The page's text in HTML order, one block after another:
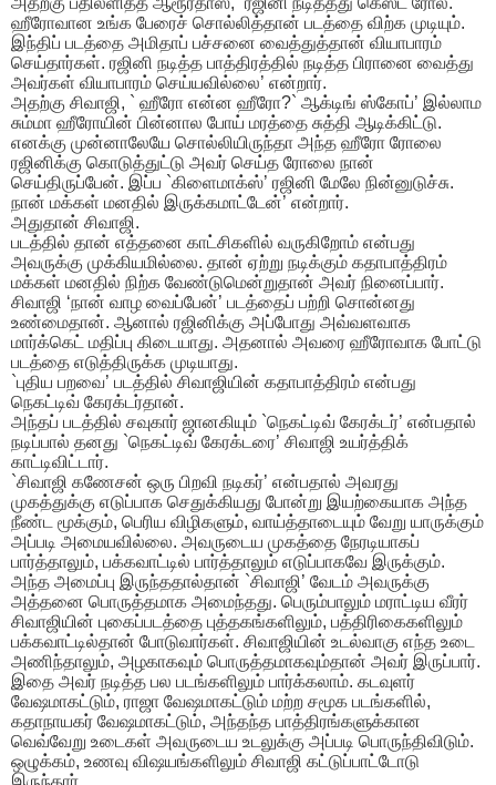
ஹீரோவான உங்க பேரைச் சொல்லித்தான் படத்தை விற்க முடியும்.
இந்திப் படத்தை அமிதாப் பச்சனை வைத்துத்தான் வியாபாரம்
செய்தார்கள். ரஜினி நடித்த பாத்திரத்தில் நடித்த பிரானை வைத்து
அவர்கள் வியாபாரம் செய்யவில்லை’ என்றார்.
அதற்கு சிவாஜி, ` ஹீரோ என்ன ஹீரோ?` ஆக்டிங் ஸ்கோப்’ இல்லாம
சும்மா ஹீரோயின் பின்னால போய் மரத்தை சுத்தி ஆடிக்கிட்டு.
எனக்கு முன்னாலேயே சொல்லியிருந்தா அந்த ஹீரோ ரோலை
ரஜினிக்கு கொடுத்துட்டு அவர் செய்த ரோலை நான்
செய்திருப்பேன். இப்ப `கிளைமாக்ஸ்’ ரஜினி மேலே நின்னுடுச்சு.
நான் மக்கள் மனதில் இருக்கமாட்டேன்’ என்றார்.
அதுதான் சிவாஜி.
படத்தில் தான் எத்தனை காட்சிகளில் வருகிறோம் என்பது
அவருக்கு முக்கியமில்லை. தான் ஏற்று நடிக்கும் கதாபாத்திரம்
மக்கள் மனதில் நிற்க வேண்டுமென்றுதான் அவர் நினைப்பார்.
சிவாஜி ‘நான் வாழ வைப்பேன்’ படத்தைப் பற்றி சொன்னது
உண்மைதான். ஆனால் ரஜினிக்கு அப்போது அவ்வளவாக
மார்க்கெட் மதிப்பு கிடையாது. அதனால் அவரை ஹீரோவாக போட்டு
படத்தை எடுத்திருக்க முடியாது.
`புதிய பறவை’ படத்தில் சிவாஜியின் கதாபாத்திரம் என்பது
நெகட்டிவ் கேரக்டர்தான்.
அந்தப் படத்தில் சவுகார் ஜானகியும் `நெகட்டிவ் கேரக்டர்’ என்பதால்
நடிப்பால் தனது `நெகட்டிவ் கேரக்டரை’ சிவாஜி உயர்த்திக்
காட்டிவிட்டார்.
`சிவாஜி கணேசன் ஒரு பிறவி நடிகர்’ என்பதால் அவரது
முகத்துக்கு எடுப்பாக செதுக்கியது போன்று இயற்கையாக அந்த
நீண்ட மூக்கும், பெரிய விழிகளும், வாய்த்தாடையும் வேறு யாருக்கும்
அப்படி அமையவில்லை. அவருடைய முகத்தை நேரடியாகப்
பார்த்தாலும், பக்கவாட்டில் பார்த்தாலும் எடுப்பாகவே இருக்கும்.
அந்த அமைப்பு இருந்ததால்தான் `சிவாஜி’ வேடம் அவருக்கு
அத்தனை பொருத்தமாக அமைந்தது. பெரும்பாலும் மராட்டிய வீரர்
சிவாஜியின் புகைப்படத்தை புத்தகங்களிலும், பத்திரிகைகளிலும்
பக்கவாட்டில்தான் போடுவார்கள். சிவாஜியின் உடல்வாகு எந்த உடை
அணிந்தாலும், அழகாகவும் பொருத்தமாகவும்தான் அவர் இருப்பார்.
இதை அவர் நடித்த பல படங்களிலும் பார்க்கலாம். கடவுளர்
வேஷமாகட்டும், ராஜா வேஷமாகட்டும் மற்ற சமூக படங்களில்,
கதாநாயகர் வேஷமாகட்டும், அந்தந்த பாத்திரங்களுக்கான
வெவ்வேறு உடைகள் அவருடைய உடலுக்கு அப்படி பொருந்திவிடும்.
ஒழுக்கம், உணவு விஷயங்களிலும் சிவாஜி கட்டுப்பாட்டோடு
இருந்தார்.